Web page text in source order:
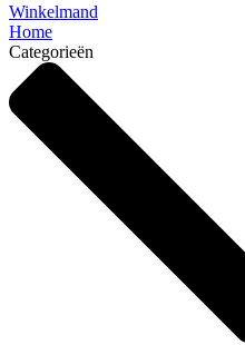
Winkelmand
Home
Categorieën